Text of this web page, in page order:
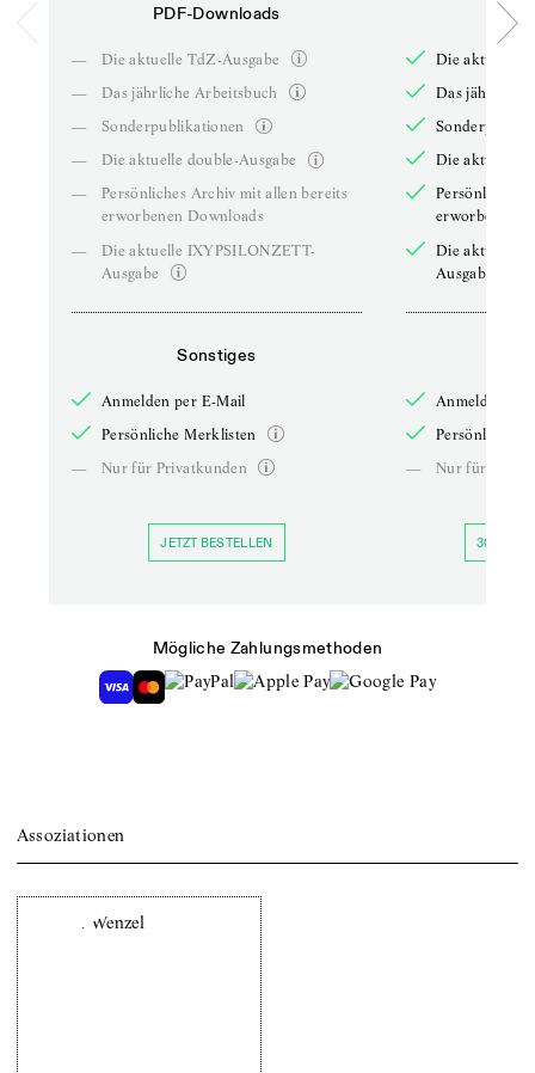
PDF-Downloads
—
Die aktuelle TdZ-Ausgabe
—
Das jährliche Arbeitsbuch
—
Sonderpublikationen
—
Die aktuelle double-Ausgabe
—
Persönliches Archiv mit allen bereits
erworbenen Downloads
—
Die aktuelle IXYPSILONZETT-
Ausgabe
Sonstiges
Anmelden per E-Mail
Persönliche Merklisten
—
Nur für Privatkunden
JETZT BESTELLEN
Die aktuelle
Das jährliche
Die aktuelle
Persönliches
erworbenen
Die aktuelle
Ausgabe
Anmelden
Persönliche
—
Nur für
30 TAGE
Mögliche Zahlungsmethoden
Assoziationen